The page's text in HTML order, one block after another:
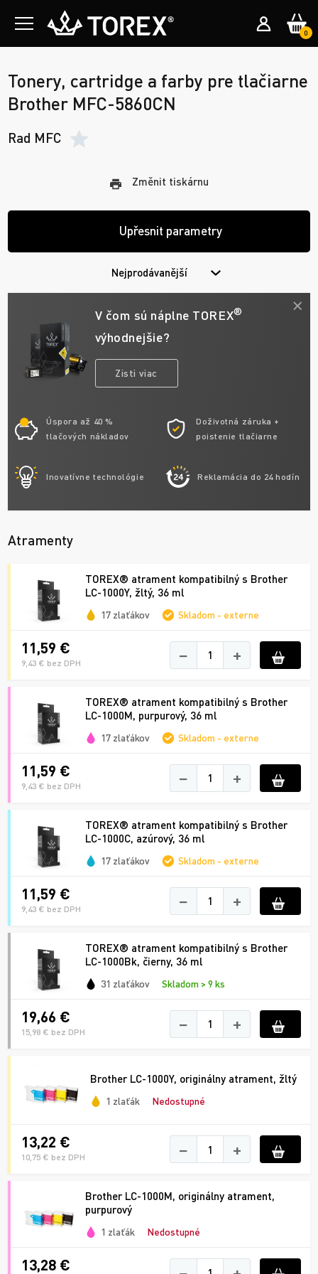
0
Tonery, cartridge a farby pre tlačiarne
Brother MFC-5860CN
Rad MFC
Změnit tiskárnu
Upřesnit parametry
Nejprodávanější
V čom sú náplne TOREX®
výhodnejšie?
Zisti viac
Úspora až 40 %
tlačových nákladov
Doživotná záruka +
poistenie tlačiarne
Inovatívne technológie Reklamácia do 24 hodín
Atramenty
TOREX® atrament kompatibilný s Brother
LC-1000Y, žltý, 36 ml
17 zlaťákov Skladom - externe
11,59 €
9,43 € bez DPH − +
TOREX® atrament kompatibilný s Brother
LC-1000M, purpurový, 36 ml
17 zlaťákov Skladom - externe
11,59 €
9,43 € bez DPH − +
TOREX® atrament kompatibilný s Brother
LC-1000C, azúrový, 36 ml
17 zlaťákov Skladom - externe
11,59 €
9,43 € bez DPH − +
TOREX® atrament kompatibilný s Brother
LC-1000Bk, čierny, 36 ml
31 zlaťákov Skladom > 9 ks
19,66 €
15,98 € bez DPH − +
Brother LC-1000Y, originálny atrament, žltý
1 zlaťák Nedostupné
13,22 €
10,75 € bez DPH − +
Brother LC-1000M, originálny atrament,
purpurový
1 zlaťák Nedostupné
13,28 €